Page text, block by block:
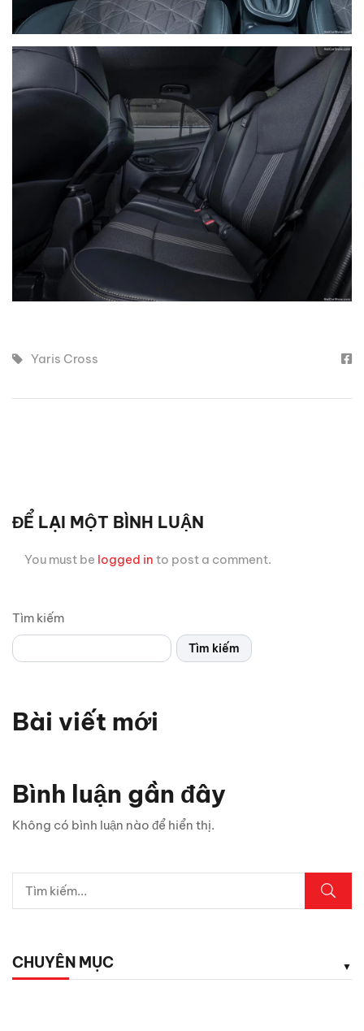
Tìm kiếm
Tìm kiếm
Bài viết mới
Bình luận gần đây
Không có bình luận nào để hiển thị.
CHUYÊN MỤC
Yaris Cross
ĐỂ LẠI MỘT BÌNH LUẬN
You must be logged in to post a comment.